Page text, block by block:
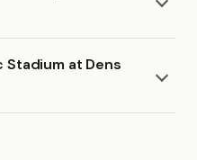
Stadium at Dens